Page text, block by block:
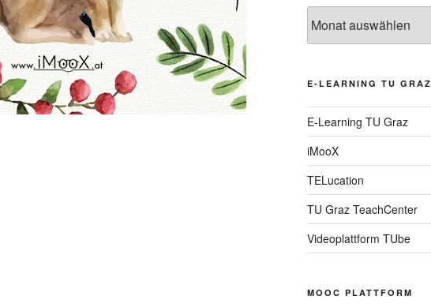
E-LEARNING TU GRAZ
E-Learning TU Graz
iMooX
TELucation
TU Graz TeachCenter
Videoplattform TUbe
MOOC PLATTFORM